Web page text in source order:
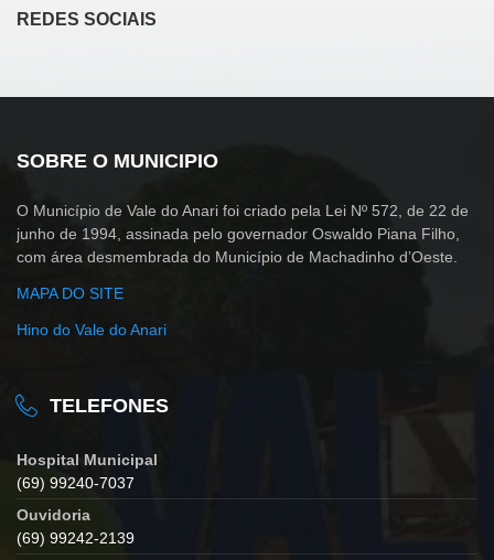
REDES SOCIAIS
SOBRE O MUNICIPIO
O Município de Vale do Anari foi criado pela Lei Nº 572, de 22 de
junho de 1994, assinada pelo governador Oswaldo Piana Filho,
com área desmembrada do Município de Machadinho d’Oeste.
MAPA DO SITE
Hino do Vale do Anari
TELEFONES
Hospital Municipal
(69) 99240-7037
Ouvidoria
(69) 99242-2139